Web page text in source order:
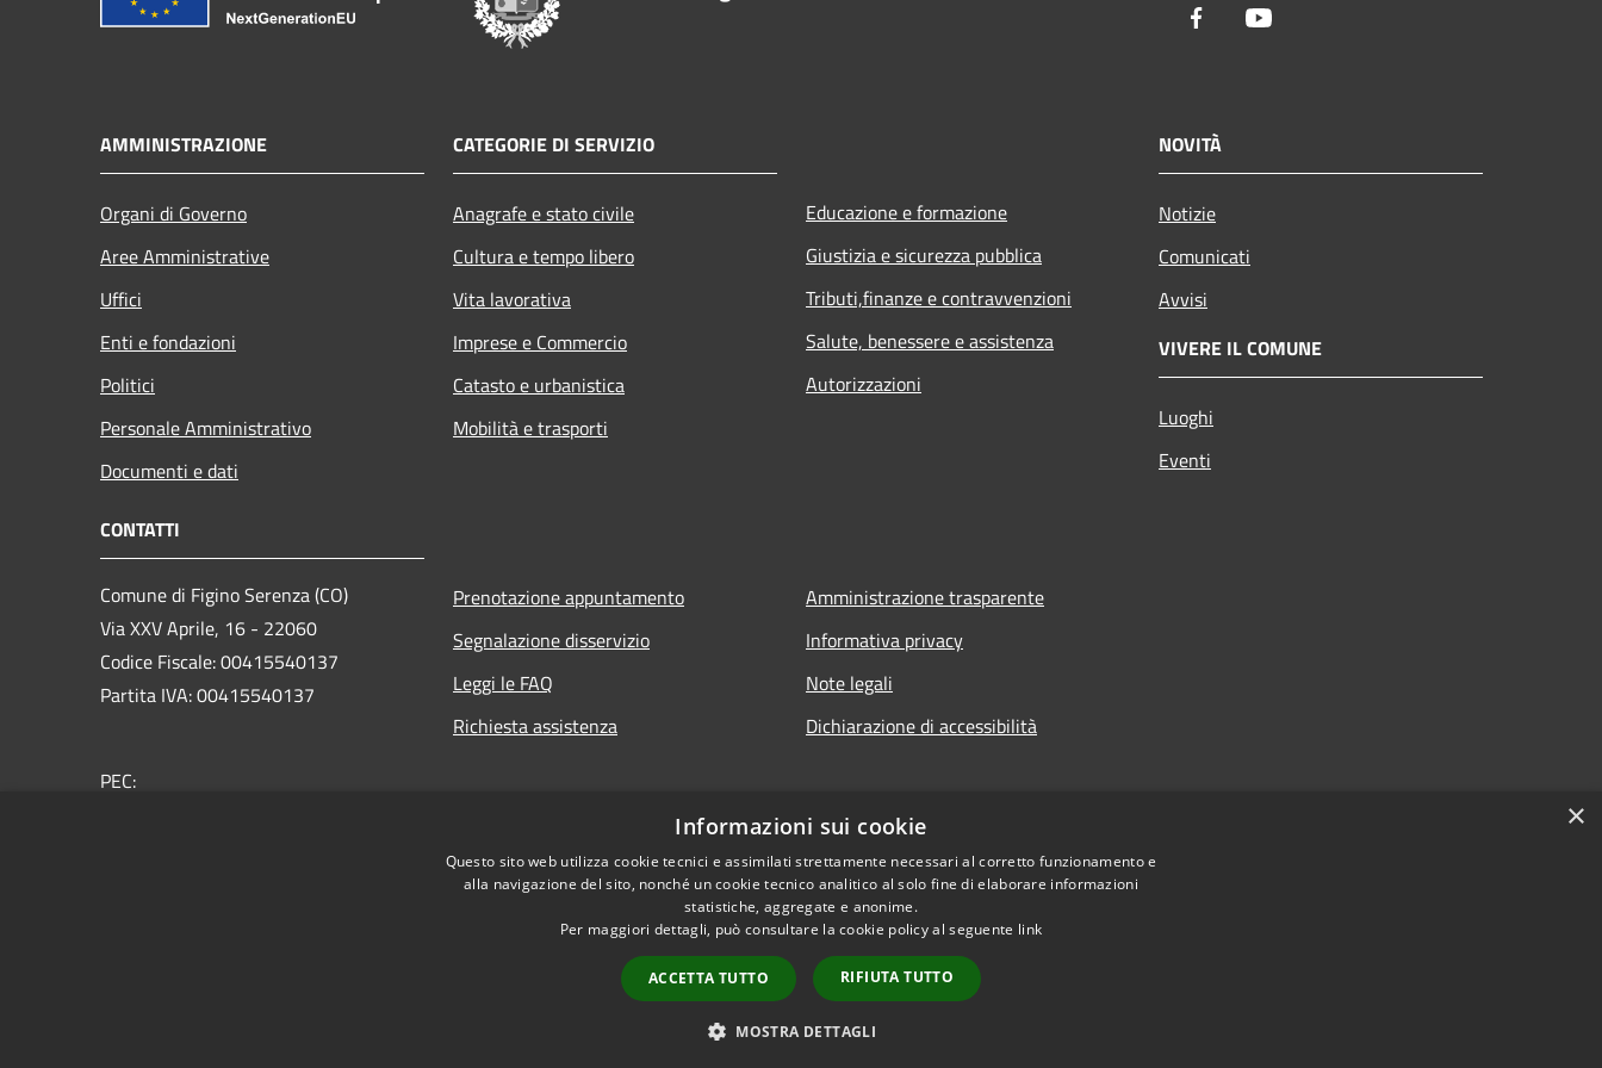
Facebook
AMMINISTRAZIONE
Organi di Governo
Aree Amministrative
Uffici
Enti e fondazioni
Politici
Personale Amministrativo
Documenti e dati
CATEGORIE DI SERVIZIO
Anagrafe e stato civile
Cultura e tempo libero
Vita lavorativa
Imprese e Commercio
Catasto e urbanistica
Mobilità e trasporti
Educazione e formazione
Giustizia e sicurezza pubblica
Tributi,finanze e contravvenzioni
Salute, benessere e assistenza
Autorizzazioni
NOVITÀ
Notizie
Comunicati
Avvisi
VIVERE IL COMUNE
Luoghi
Eventi
CONTATTI
Comune di Figino Serenza (CO)
Via XXV Aprile, 16 - 22060
Codice Fiscale: 00415540137
Partita IVA: 00415540137
PEC:
Prenotazione appuntamento
Segnalazione disservizio
Leggi le FAQ
Richiesta assistenza
Amministrazione trasparente
Informativa privacy
Note legali
Dichiarazione di accessibilità
Copyright © 2026 • Comune di Figino Serenza • Powered by
×
Informazioni sui cookie
Questo sito web utilizza cookie tecnici e assimilati strettamente necessari al corretto funzionamento e
alla navigazione del sito, nonché un cookie tecnico analitico al solo fine di elaborare informazioni
statistiche, aggregate e anonime.
Per maggiori dettagli, può consultare la cookie policy al seguente link
ACCETTA TUTTO RIFIUTA TUTTO
MOSTRA DETTAGLI